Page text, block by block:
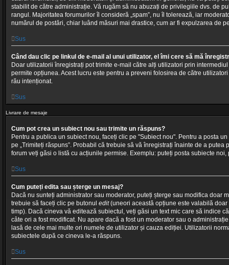
stabilit de către administrație. Vă rugăm să nu abuzați de privilegiile dvs. de
rangul. Majoritatea forumurilor îl consideră „spam”, nu îl tolerează, iar
numărul de postări, chiar luând măsuri mai drastice, cum ar fi expulzarea de
Sus
Când dau clic pe linkul de e-mail al unui utilizator, el îmi cere să mă
Doar utilizatorii înregistrați pot trimite e-mail către alți utilizatori prin
permite opțiunea. Acest lucru este pentru a preveni folosirea de către
rău intenționat.
Sus
Livrare de mesaje
Cum pot crea un subiect nou sau trimite un răspuns?
Pentru a publica un subiect nou, faceți clic pe "Subiect nou". Pentru a posta
pe „Trimiteți răspuns”. Probabil că trebuie să vă înregistrați înainte de a putea
forum veți găsi o listă cu acțiunile permise. Exemplu: puteți posta subiecte noi,
Sus
Cum puteți edita sau șterge un mesaj?
Dacă nu sunteți administrator sau moderator, puteți șterge sau modifica doar
trebuie să faceți clic pe butonul edit(uneori această opțiune este valabilă
timp). Dacă cineva vă editează subiectul, veți găsi un text mic care să indice
câte ori a fost modificat. Nu apare dacă a fost un moderator sau o
lasă de cele mai multe ori numele de utilizator și cauza ediției. Utilizatorii
subiectele după ce cineva le-a răspuns.
Sus